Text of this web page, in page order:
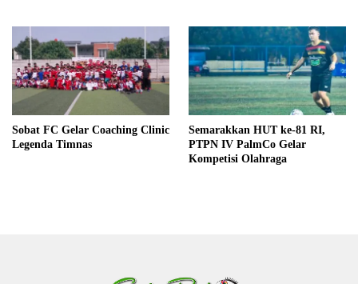
Sobat FC Gelar Coaching Clinic
Legenda Timnas
Semarakkan HUT ke-81 RI,
PTPN IV PalmCo Gelar
Kompetisi Olahraga